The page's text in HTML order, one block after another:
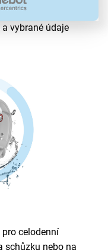
je i barevný
vybrané údaje
pro celodenní
schůzku nebo na